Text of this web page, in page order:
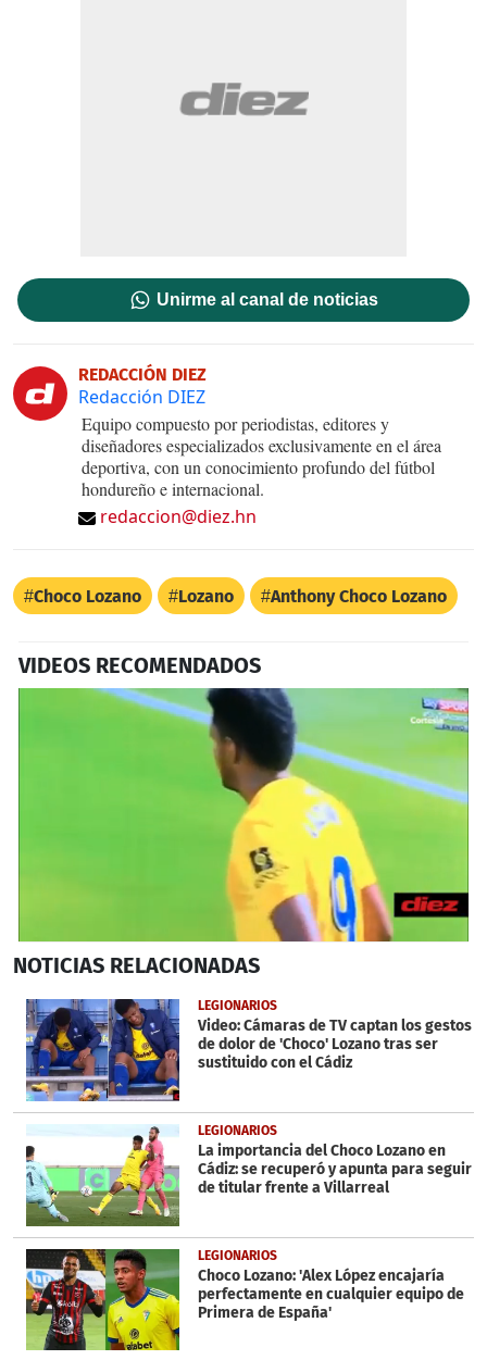
Unirme al canal de noticias
REDACCIÓN DIEZ
Redacción DIEZ
Equipo compuesto por periodistas, editores y
diseñadores especializados exclusivamente en el área
deportiva, con un conocimiento profundo del fútbol
hondureño e internacional.
redaccion@diez.hn
Choco Lozano Lozano Anthony Choco Lozano
VIDEOS RECOMENDADOS
seconds
25
seconds
NOTICIAS RELACIONADAS
LEGIONARIOS
Video: Cámaras de TV captan los gestos
de dolor de 'Choco' Lozano tras ser
sustituido con el Cádiz
LEGIONARIOS
La importancia del Choco Lozano en
Cádiz: se recuperó y apunta para seguir
de titular frente a Villarreal
LEGIONARIOS
Choco Lozano: 'Alex López encajaría
perfectamente en cualquier equipo de
Primera de España'